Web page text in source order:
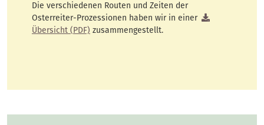
Die verschiedenen Routen und Zeiten der
Osterreiter-Prozessionen haben wir in einer
Übersicht (PDF) zusammengestellt.